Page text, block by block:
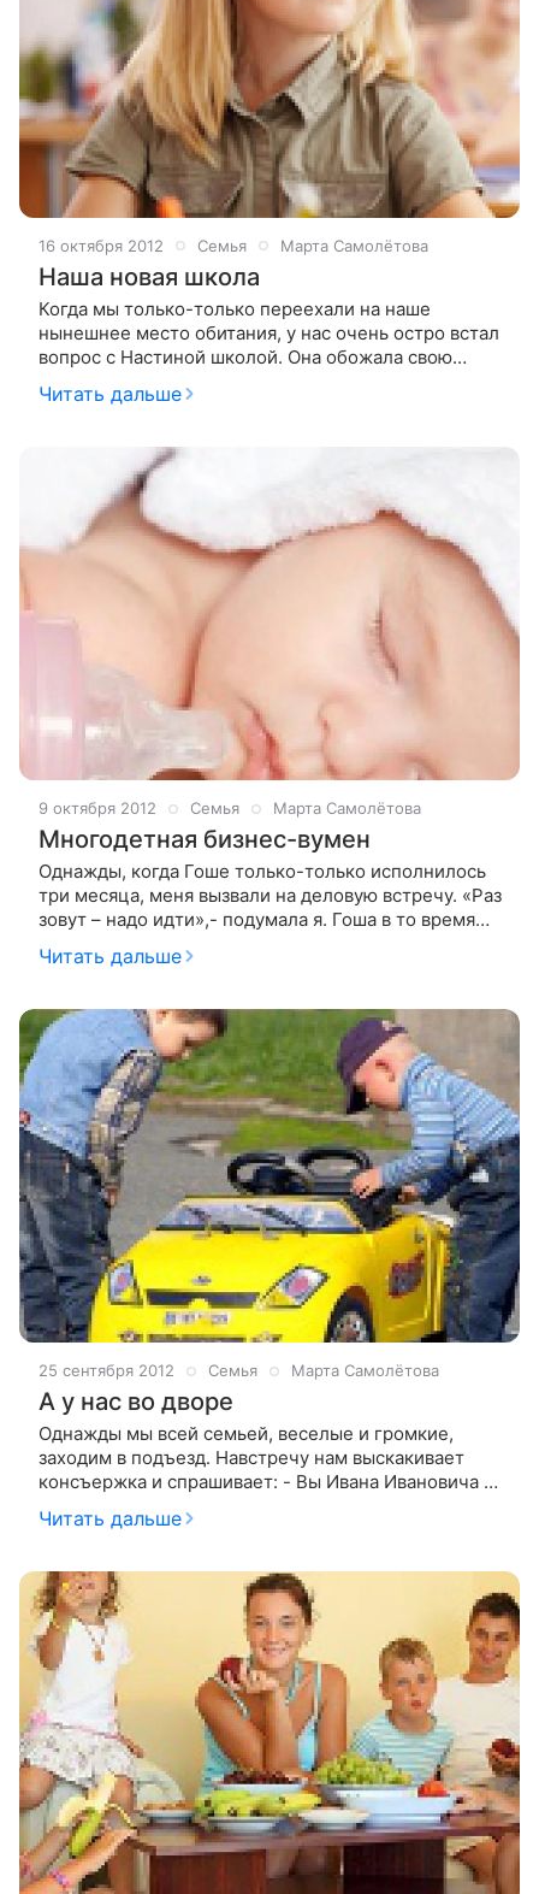
16 октября 2012 Семья Марта Самолётова
Наша новая школа
Когда мы только-только переехали на наше
нынешнее место обитания, у нас очень остро встал
вопрос с Настиной школой. Она обожала свою
было здорово. Кроме того, что теперь
Читать дальше
9 октября 2012 Семья Марта Самолётова
Многодетная бизнес-вумен
Однажды, когда Гоше только-только исполнилось
три месяца, меня вызвали на деловую встречу. «Раз
зовут – надо идти»,- подумала я. Гоша в то время
был грудной младенец, ничем кроме молока не
питался. А я, начитавшись
Читать дальше
25 сентября 2012 Семья Марта Самолётова
А у нас во дворе
Однажды мы всей семьей, веселые и громкие,
заходим в подъезд. Навстречу нам выскакивает
консъержка и спрашивает: - Вы Ивана Ивановича не
встречали? Какого еще Ивана Ивановича? - Иван
Иванович из 8-го подъезда.
Читать дальше